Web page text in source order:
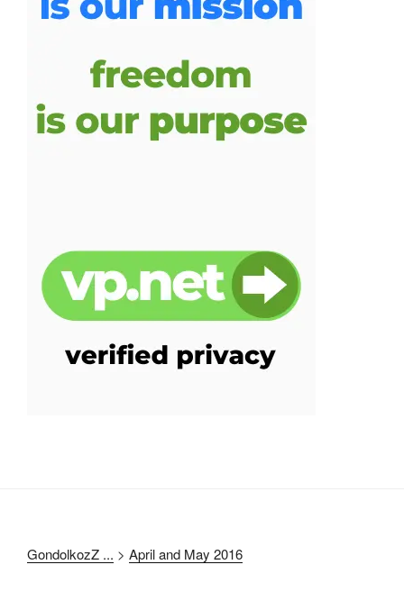
GondolkozZ ... > April and May 2016